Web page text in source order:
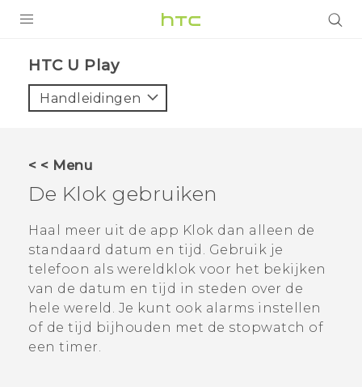
VIVE
HTC Club
SUPPORT
HTC-apparaten & -accessoires
VIVERSE
Aanmelden
HTC U Play‎
Handleidingen
< < Menu
De Klok gebruiken
Haal meer uit de app Klok dan alleen de
standaard datum en tijd. Gebruik je
telefoon als wereldklok voor het bekijken
van de datum en tijd in steden over de
hele wereld. Je kunt ook alarms instellen
of de tijd bijhouden met de stopwatch of
een timer.